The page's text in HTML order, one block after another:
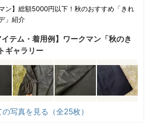
マン】総額5000円以下！秋のおすすめ「きれ
」紹介
イテム・着用例】ワークマン「秋のき
ギャラリー
写真を見る（全25枚）